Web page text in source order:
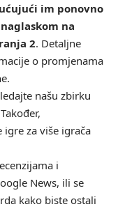
im ponovno
na
2. Detaljne
o promjenama
našu zbirku
igre za više igrača
i
News, ili se
kako biste ostali